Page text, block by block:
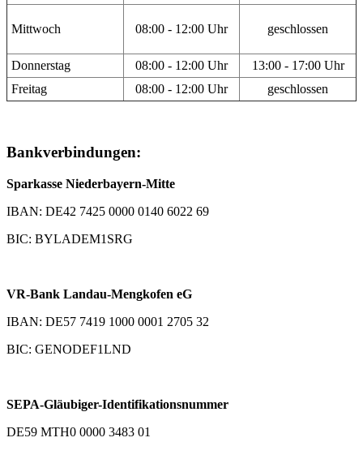
Mittwoch 08:00 - 12:00 Uhr geschlossen
Donnerstag 08:00 - 12:00 Uhr
13:00 - 17:00 Uhr
Freitag
08:00 - 12:00 Uhr geschlossen
Bankverbindungen:
Sparkasse Niederbayern-Mitte
IBAN: DE42 7425 0000 0140 6022 69
BIC: BYLADEM1SRG
VR-Bank Landau-Mengkofen eG
IBAN: DE57 7419 1000 0001 2705 32
BIC: GENODEF1LND
SEPA-Gläubiger-Identifikationsnummer
DE59 MTH0 0000 3483 01